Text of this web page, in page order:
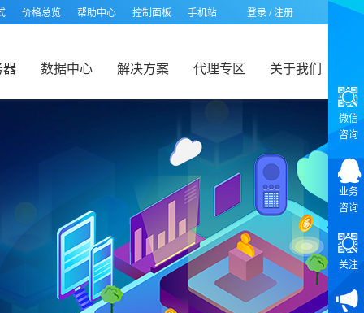
价格总览 帮助中心 控制面板 手机站 登录/注册
数据中心 解决方案 代理专区 关于我们
微信
咨询
业务
咨询
关注